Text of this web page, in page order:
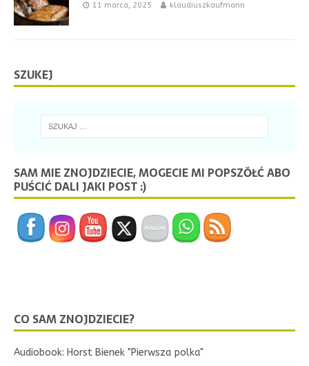
11 marca, 2025 klaudiuszkaufmann
SZUKEJ
SAM MIE ZNOJDZIECIE, MOGECIE MI POPSZŎŁĆ ABO
PUŚCIĆ DALI JAKI POST :)
CO SAM ZNOJDZIECIE?
Audiobook: Horst Bienek "Pierwsza polka"